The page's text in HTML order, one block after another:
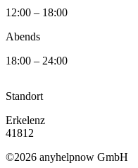
12:00 – 18:00
Abends
18:00 – 24:00
Standort
Erkelenz
41812
©2026 anyhelpnow GmbH